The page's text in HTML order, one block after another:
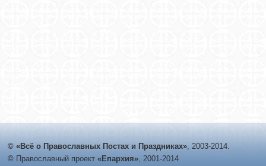
© «Всё о Православных Постах и Праздниках», 2003-2014.
© Православный проект «Епархия», 2001-2014